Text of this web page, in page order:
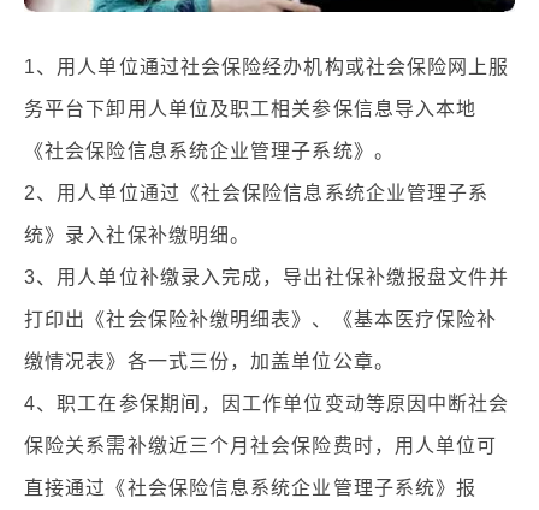
1、用人单位通过社会保险经办机构或社会保险网上服
务平台下卸用人单位及职工相关参保信息导入本地
《社会保险信息系统企业管理子系统》。
2、用人单位通过《社会保险信息系统企业管理子系
统》录入社保补缴明细。
3、用人单位补缴录入完成，导出社保补缴报盘文件并
打印出《社会保险补缴明细表》、《基本医疗保险补
缴情况表》各一式三份，加盖单位公章。
4、职工在参保期间，因工作单位变动等原因中断社会
保险关系需补缴近三个月社会保险费时，用人单位可
直接通过《社会保险信息系统企业管理子系统》报